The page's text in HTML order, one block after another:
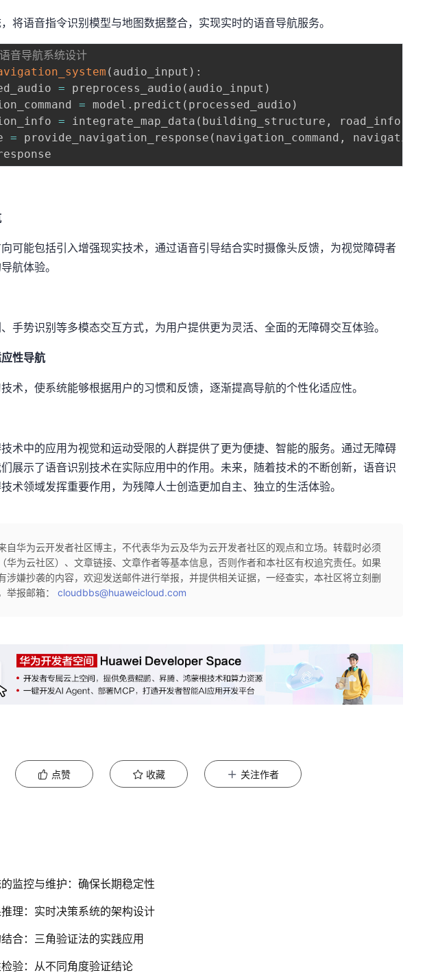
将语音指令识别模型与地图数据整合，实现实时的语音导航服务。
导航系统设计
( audio_input ) :
= preprocess_audio ( audio_input )
= model . predict ( processed_audio )
= integrate_map_data ( building_structure , road_info
= provide_navigation_response ( navigation_command ,
可能包括引入增强现实技术，通过语音引导结合实时摄像头反馈，为视觉障碍者
航体验。
手势识别等多模态交互方式，为用户提供更为灵活、全面的无障碍交互体验。
性导航
术，使系统能够根据用户的习惯和反馈，逐渐提高导航的个性化适应性。
术中的应用为视觉和运动受限的人群提供了更为便捷、智能的服务。通过无障碍
展示了语音识别技术在实际应用中的作用。未来，随着技术的不断创新，语音识
术领域发挥重要作用，为残障人士创造更加自主、独立的生活体验。
自华为云开发者社区博主，不代表华为云及华为云开发者社区的观点和立场。转载时必须
华为云社区）、文章链接、文章作者等基本信息，否则作者和本社区有权追究责任。如果
涉嫌抄袭的内容，欢迎发送邮件进行举报，并提供相关证据，一经查实，本社区将立刻删
举报邮箱：cloudbbs@huaweicloud.com
点赞 收藏 关注作者
监控与维护：确保长期稳定性
理：实时决策系统的架构设计
合：三角验证法的实践应用
验：从不同角度验证结论